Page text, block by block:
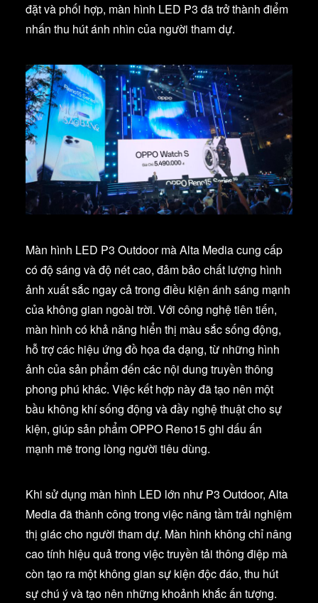
đặt và phối hợp, màn hình LED P3 đã trở thành điểm
nhấn thu hút ánh nhìn của người tham dự.
Màn hình LED P3 Outdoor mà Alta Media cung cấp
có độ sáng và độ nét cao, đảm bảo chất lượng hình
ảnh xuất sắc ngay cả trong điều kiện ánh sáng mạnh
của không gian ngoài trời. Với công nghệ tiên tiến,
màn hình có khả năng hiển thị màu sắc sống động,
hỗ trợ các hiệu ứng đồ họa đa dạng, từ những hình
ảnh của sản phẩm đến các nội dung truyền thông
phong phú khác. Việc kết hợp này đã tạo nên một
bầu không khí sống động và đầy nghệ thuật cho sự
kiện, giúp sản phẩm OPPO Reno15 ghi dấu ấn
mạnh mẽ trong lòng người tiêu dùng.
Khi sử dụng màn hình LED lớn như P3 Outdoor, Alta
Media đã thành công trong việc nâng tầm trải nghiệm
thị giác cho người tham dự. Màn hình không chỉ nâng
cao tính hiệu quả trong việc truyền tải thông điệp mà
còn tạo ra một không gian sự kiện độc đáo, thu hút
sự chú ý và tạo nên những khoảnh khắc ấn tượng.